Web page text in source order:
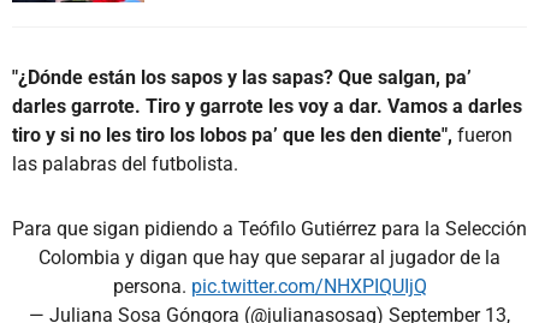
"¿Dónde están los sapos y las sapas? Que salgan, pa’
darles garrote. Tiro y garrote les voy a dar. Vamos a darles
tiro y si no les tiro los lobos pa’ que les den diente", fueron
las palabras del futbolista.
Para que sigan pidiendo a Teófilo Gutiérrez para la Selección
Colombia y digan que hay que separar al jugador de la
persona. pic.twitter.com/NHXPIQUIjQ
— Juliana Sosa Góngora (@julianasosag) September 13,